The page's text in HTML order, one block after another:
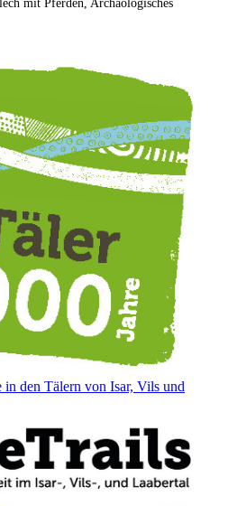
in den Tälern von Isar, Vils und